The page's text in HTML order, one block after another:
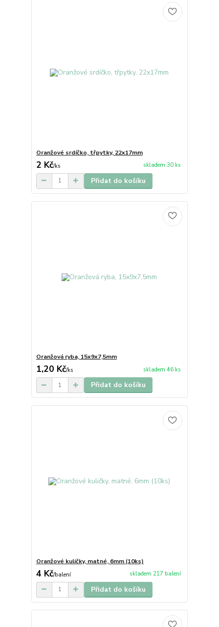
Oranžové srdíčko, třpytky, 22x17mm
2 Kč/ks skladem 30 ks
Přidat do košíku
Oranžová ryba, 15x9x7,5mm
1,20 Kč/ks skladem 46 ks
Přidat do košíku
Oranžové kuličky, matné, 6mm (10ks)
4 Kč/balení skladem 217 balení
Přidat do košíku